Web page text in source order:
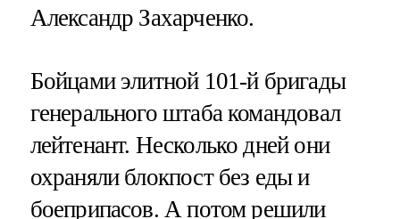
Александр Захарченко.
Бойцами элитной 101-й бригады
генерального штаба командовал
лейтенант. Несколько дней они
охраняли блокпост без еды и
боеприпасов. А потом решили